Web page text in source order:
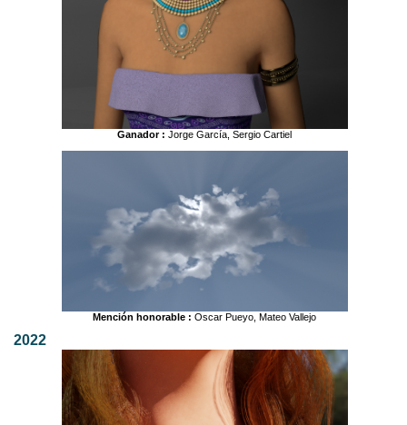
Ganador : Jorge García, Sergio Cartiel
Mención honorable : Oscar Pueyo, Mateo Vallejo
2022